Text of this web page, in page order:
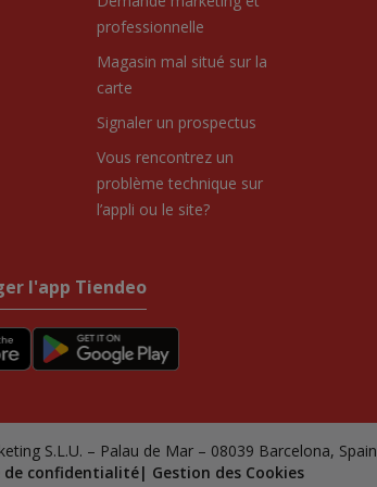
professionnelle
Magasin mal situé sur la
carte
Signaler un prospectus
Vous rencontrez un
problème technique sur
l’appli ou le site?
l'app Tiendeo
S.L.U. – Palau de Mar – 08039 Barcelona, Spain
de confidentialité Gestion des Cookies